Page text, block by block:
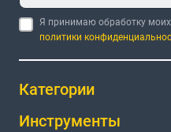
Я принимаю обработку
политики
Категории
Инструменты